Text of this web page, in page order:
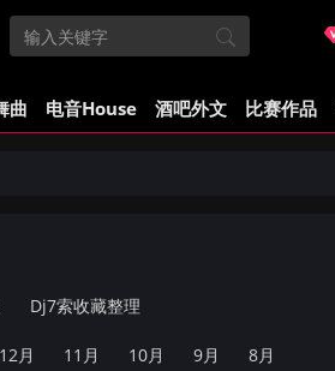
曲 电音House 酒吧外文 比赛作品
Dj7索收藏整理
12月 11月 10月 9月 8月